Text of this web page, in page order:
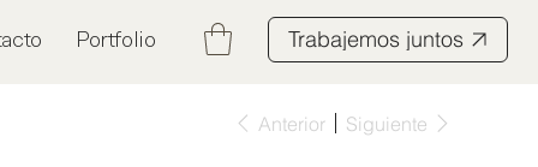
Portfolio Trabajemos juntos
Anterior Siguiente